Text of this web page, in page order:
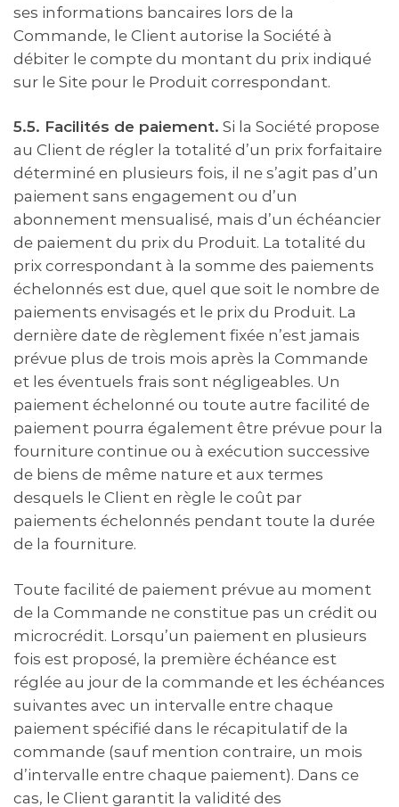
ses informations bancaires lors de la
Commande, le Client autorise la Société à
débiter le compte du montant du prix indiqué
sur le Site pour le Produit correspondant.
5.5. Facilités de paiement. Si la Société propose
au Client de régler la totalité d’un prix forfaitaire
déterminé en plusieurs fois, il ne s’agit pas d’un
paiement sans engagement ou d’un
abonnement mensualisé, mais d’un échéancier
de paiement du prix du Produit. La totalité du
prix correspondant à la somme des paiements
échelonnés est due, quel que soit le nombre de
paiements envisagés et le prix du Produit. La
dernière date de règlement fixée n’est jamais
prévue plus de trois mois après la Commande
et les éventuels frais sont négligeables. Un
paiement échelonné ou toute autre facilité de
paiement pourra également être prévue pour la
fourniture continue ou à exécution successive
de biens de même nature et aux termes
desquels le Client en règle le coût par
paiements échelonnés pendant toute la durée
de la fourniture.
Toute facilité de paiement prévue au moment
de la Commande ne constitue pas un crédit ou
microcrédit. Lorsqu’un paiement en plusieurs
fois est proposé, la première échéance est
réglée au jour de la commande et les échéances
suivantes avec un intervalle entre chaque
paiement spécifié dans le récapitulatif de la
commande (sauf mention contraire, un mois
d’intervalle entre chaque paiement). Dans ce
cas, le Client garantit la validité des